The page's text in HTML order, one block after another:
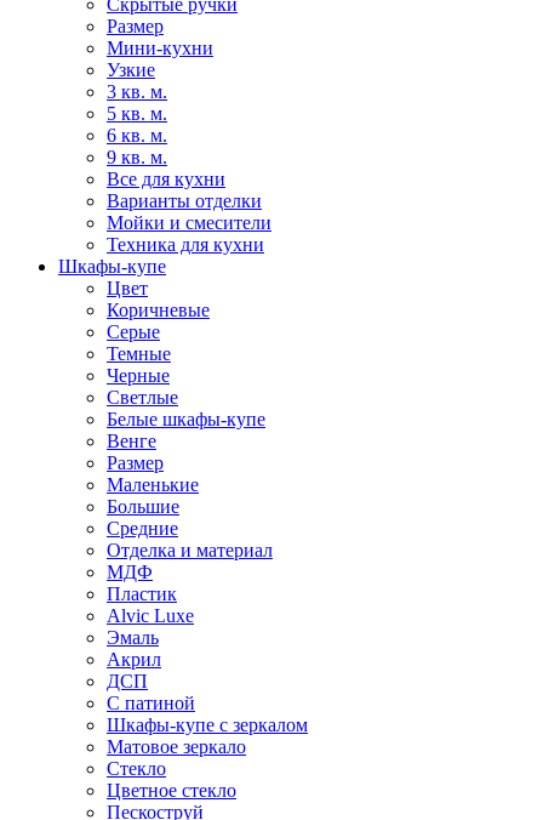
Скрытые ручки
Размер
Мини-кухни
Узкие
3 кв. м.
5 кв. м.
6 кв. м.
9 кв. м.
Все для кухни
Варианты отделки
Мойки и смесители
Техника для кухни
Шкафы-купе
Цвет
Коричневые
Серые
Темные
Черные
Светлые
Белые шкафы-купе
Венге
Размер
Маленькие
Большие
Средние
Отделка и материал
МДФ
Пластик
Alvic Luxe
Эмаль
Акрил
ДСП
С патиной
Шкафы-купе с зеркалом
Матовое зеркало
Стекло
Цветное стекло
Пескоструй